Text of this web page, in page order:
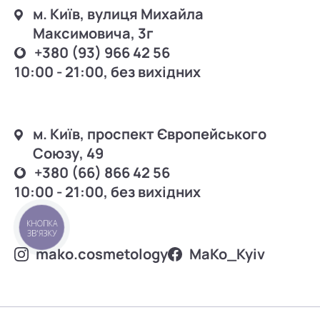
м. Київ, вулиця Михайла
Максимовича, 3г
+380 (93) 966 42 56
10:00 - 21:00, без вихідних
м. Київ, проспект Європейського
Союзу, 49
+380 (66) 866 42 56
10:00 - 21:00, без вихідних
mako.cosmetology MаKo_Kyiv
КНОПКА
ЗВ'ЯЗКУ